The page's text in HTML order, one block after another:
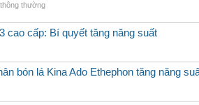
thường
cao cấp: Bí quyết tăng năng suất
bón lá Kina Ado Ethephon tăng năng